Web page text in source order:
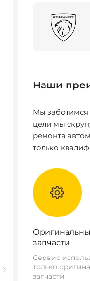
Наши
Мы заботимся
цели мы
ремонта
только
запчасти
Сервис
только
запчасти